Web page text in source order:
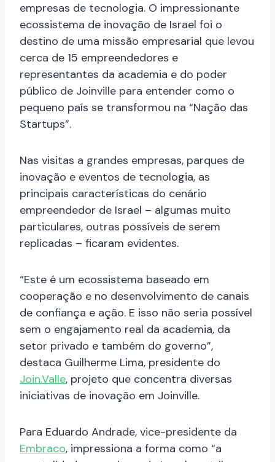
empresas de tecnologia. O impressionante
ecossistema de inovação de Israel foi o
destino de uma missão empresarial que levou
cerca de 15 empreendedores e
representantes da academia e do poder
público de Joinville para entender como o
pequeno país se transformou na “Nação das
Startups”.
Nas visitas a grandes empresas, parques de
inovação e eventos de tecnologia, as
principais características do cenário
empreendedor de Israel – algumas muito
particulares, outras possíveis de serem
replicadas – ficaram evidentes.
“Este é um ecossistema baseado em
cooperação e no desenvolvimento de canais
de confiança e ação. E isso não seria possível
sem o engajamento real da academia, da
setor privado e também do governo”,
destaca Guilherme Lima, presidente do
Join.Valle, projeto que concentra diversas
iniciativas de inovação em Joinville.
Para Eduardo Andrade, vice-presidente da
Embraco, impressiona a forma como “a